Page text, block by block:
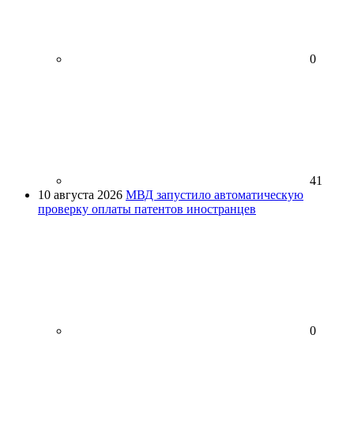
0
41
10 августа 2026 МВД запустило автоматическую
проверку оплаты патентов иностранцев
0